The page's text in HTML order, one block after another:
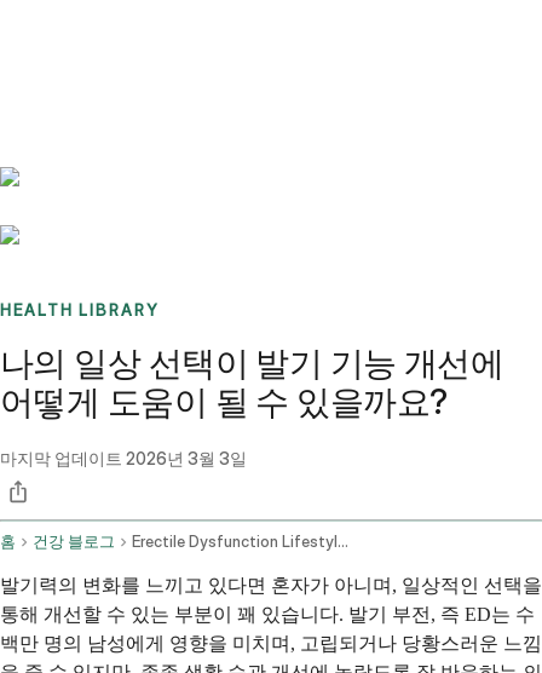
HEALTH LIBRARY
나의 일상 선택이 발기 기능 개선에
어떻게 도움이 될 수 있을까요?
마지막 업데이트 2026년 3월 3일
홈 건강 블로그 Erectile Dysfunction Lifestyle And Dietary Advice
발기력의 변화를 느끼고 있다면 혼자가 아니며, 일상적인 선택을
통해 개선할 수 있는 부분이 꽤 있습니다. 발기 부전, 즉 ED는 수
백만 명의 남성에게 영향을 미치며, 고립되거나 당황스러운 느낌